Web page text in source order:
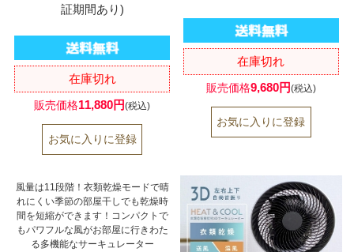
証期間あり)
在庫切れ
販売価格11,880円(税込)
在庫切れ
販売価格9,680円(税込)
風量は11段階！衣類乾燥モードで晴
れにくい季節の部屋干しでも乾燥時
間を短縮ができます！コンパクトで
もパワフルな風がお部屋に行きわた
る多機能なサーキュレーター